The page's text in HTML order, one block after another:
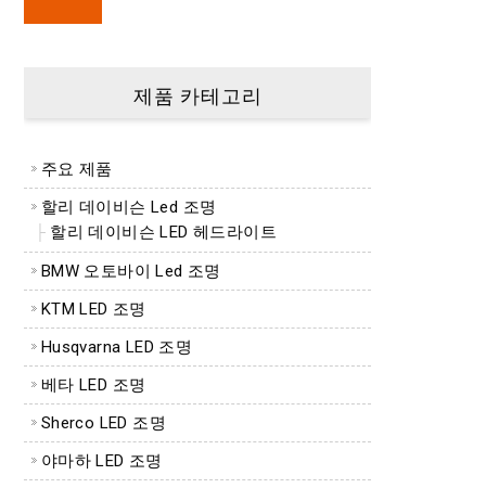
제품 카테고리
주요 제품
할리 데이비슨 Led 조명
할리 데이비슨 LED 헤드라이트
BMW 오토바이 Led 조명
KTM LED 조명
Husqvarna LED 조명
베타 LED 조명
Sherco LED 조명
야마하 LED 조명